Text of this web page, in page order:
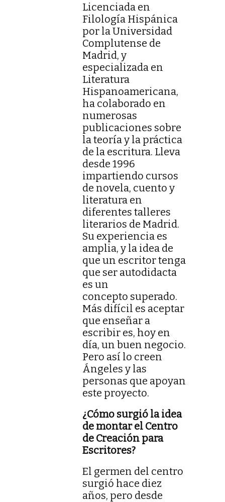
Licenciada en
Filología Hispánica
por la Universidad
Complutense de
Madrid, y
especializada en
Literatura
Hispanoamericana,
ha colaborado en
numerosas
publicaciones sobre
la teoría y la práctica
de la escritura. Lleva
desde 1996
impartiendo cursos
de novela, cuento y
literatura en
diferentes talleres
literarios de Madrid.
Su experiencia es
amplia, y la idea de
que un escritor tenga
que ser autodidacta
es un
concepto superado.
Más difícil es aceptar
que enseñar a
escribir es, hoy en
día, un buen negocio.
Pero así lo creen
Ángeles y las
personas que apoyan
este proyecto.
¿Cómo surgió la idea
de montar el Centro
de Creación para
Escritores?
El germen del centro
surgió hace diez
años, pero desde